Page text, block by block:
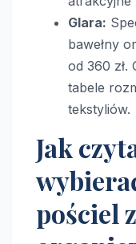
Glara:
bawełny
od 360 zł.
tabele
tekstyliów.
Jak
pościel